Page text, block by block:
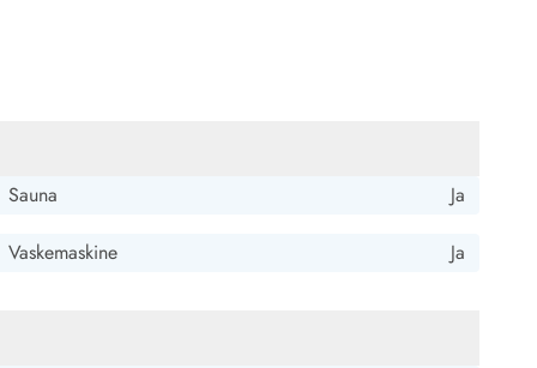
SandeBaglandet
Sauna Ja
Vaskemaskine Ja